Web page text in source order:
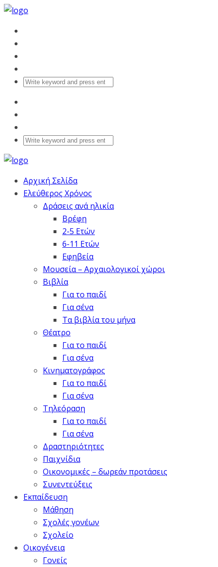
Αρχική Σελίδα
Ελεύθερος Χρόνος
Δράσεις ανά ηλικία
Βρέφη
2-5 Ετών
6-11 Ετών
Εφηβεία
Μουσεία – Αρχαιολογικοί χώροι
Βιβλία
Για το παιδί
Για σένα
Τα βιβλία του μήνα
Θέατρο
Για το παιδί
Για σένα
Κινηματογράφος
Για το παιδί
Για σένα
Τηλεόραση
Για το παιδί
Για σένα
Δραστηριότητες
Παιχνίδια
Οικονομικές – δωρεάν προτάσεις
Συνεντεύξεις
Εκπαίδευση
Μάθηση
Σχολές γονέων
Σχολείο
Οικογένεια
Γονείς